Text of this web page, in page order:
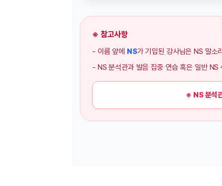
※ 참고사항
- 이름 앞에 NS가 기입된 강사님은 NS 말소
- NS 분석관과 발음 집중 연습 혹은 일반 NS
※ NS 분석